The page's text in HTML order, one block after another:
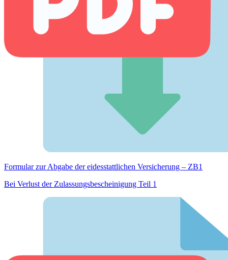
Formular zur Abgabe der eides­stattlichen Versicherung – ZB1
Bei Verlust der Zulassungsbescheinigung Teil 1